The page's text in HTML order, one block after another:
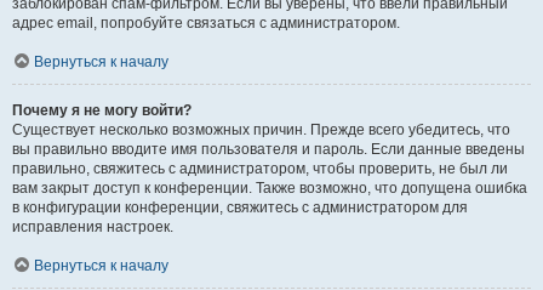
заблокирован спам-фильтром. Если вы уверены, что ввели правильный
адрес email, попробуйте связаться с администратором.
Вернуться к началу
Почему я не могу войти?
Существует несколько возможных причин. Прежде всего убедитесь, что
вы правильно вводите имя пользователя и пароль. Если данные введены
правильно, свяжитесь с администратором, чтобы проверить, не был ли
вам закрыт доступ к конференции. Также возможно, что допущена ошибка
в конфигурации конференции, свяжитесь с администратором для
исправления настроек.
Вернуться к началу